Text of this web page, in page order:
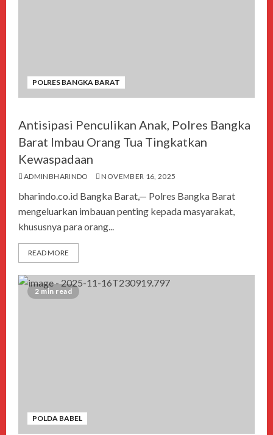
POLRES BANGKA BARAT
Antisipasi Penculikan Anak, Polres Bangka
Barat Imbau Orang Tua Tingkatkan
Kewaspadaan
ADMINBHARINDO NOVEMBER 16, 2025
bharindo.co.id Bangka Barat,— Polres Bangka Barat
mengeluarkan imbauan penting kepada masyarakat,
khususnya para orang...
READ MORE
2 min read
POLDA BABEL